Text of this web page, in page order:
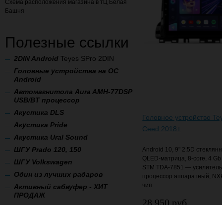
Схема расположения магазина в тЦ Белая
Башня
Полезные ссылки
2DIN Android Teyes SPro 2DIN
Головные устройства на ОС
Android
Автомагнитола Aura AMH-77DSP
USB/BT процессор
Акустика DLS
Акустика Pride
Акустика Ural Sound
ШГУ Prado 120, 150
ШГУ Volkswagen
Один из лучших радаров
Активный сабвуфер - ХИТ
ПРОДАЖ
Головное устройство
Ceed 2018+
Android 10, 9" 2.5D
QLED-матрица, 8-core, 4
STM TDA-7851 —
процессор аппаратный,
чип
28 950 руб.